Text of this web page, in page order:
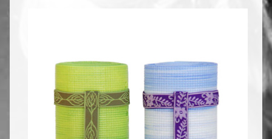
Inscription en ligne
Yoga en entreprise